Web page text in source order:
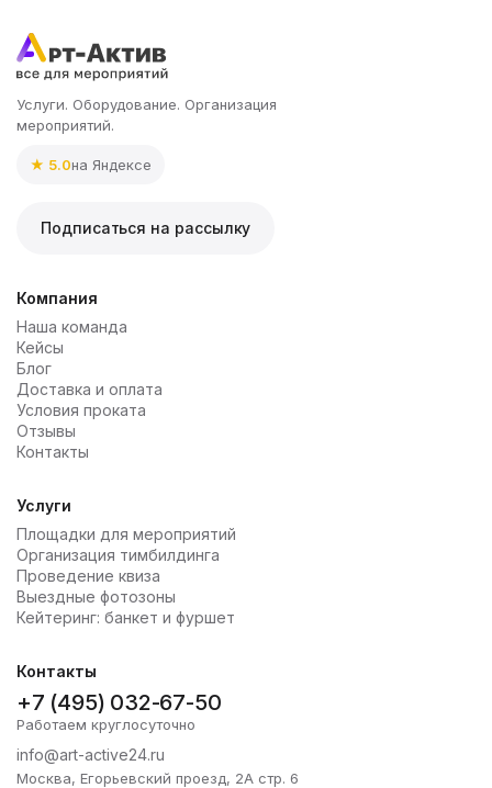
Услуги. Оборудование. Организация
мероприятий.
★ 5.0на Яндексе
Подписаться на рассылку
Компания
Наша команда
Кейсы
Блог
Доставка и оплата
Условия проката
Отзывы
Контакты
Услуги
Площадки для мероприятий
Организация тимбилдинга
Проведение квиза
Выездные фотозоны
Кейтеринг: банкет и фуршет
Контакты
+7 (495) 032-67-50
Работаем круглосуточно
info@art-active24.ru
Москва, Егорьевский проезд, 2А стр. 6